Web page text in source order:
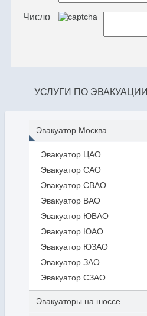
Число
УСЛУГИ ПО ЭВАКУАЦИИ
Эвакуатор Москва
Эвакуатор ЦАО
Эвакуатор САО
Эвакуатор СВАО
Эвакуатор ВАО
Эвакуатор ЮВАО
Эвакуатор ЮАО
Эвакуатор ЮЗАО
Эвакуатор ЗАО
Эвакуатор СЗАО
Эвакуаторы на шоссе